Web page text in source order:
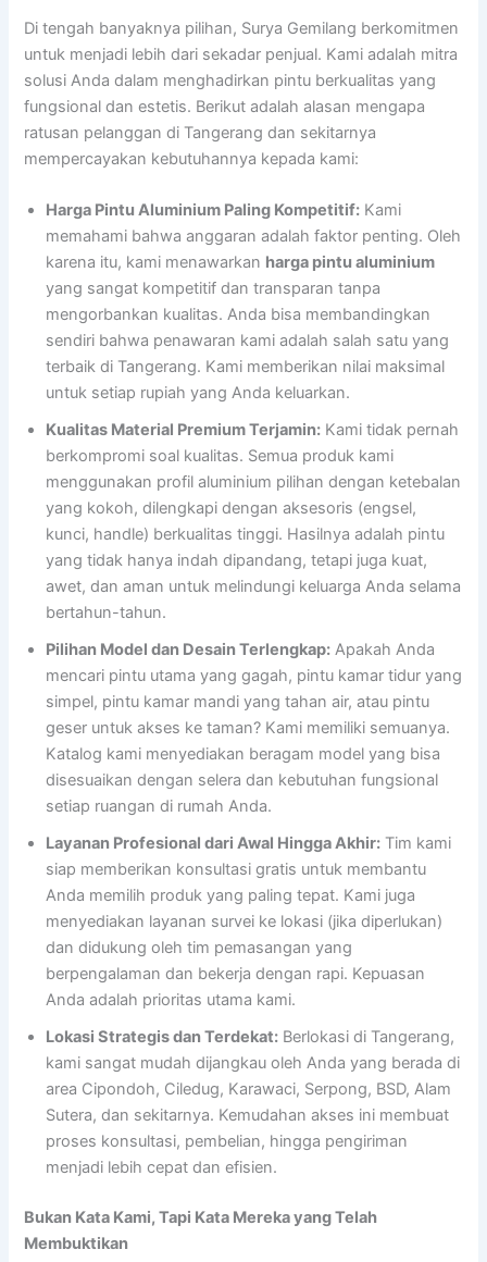
Di tengah banyaknya pilihan, Surya Gemilang berkomitmen
untuk menjadi lebih dari sekadar penjual. Kami adalah mitra
solusi Anda dalam menghadirkan pintu berkualitas yang
fungsional dan estetis. Berikut adalah alasan mengapa
ratusan pelanggan di Tangerang dan sekitarnya
mempercayakan kebutuhannya kepada kami:
Harga Pintu Aluminium Paling Kompetitif: Kami
memahami bahwa anggaran adalah faktor penting. Oleh
karena itu, kami menawarkan harga pintu aluminium
yang sangat kompetitif dan transparan tanpa
mengorbankan kualitas. Anda bisa membandingkan
sendiri bahwa penawaran kami adalah salah satu yang
terbaik di Tangerang. Kami memberikan nilai maksimal
untuk setiap rupiah yang Anda keluarkan.
Kualitas Material Premium Terjamin: Kami tidak pernah
berkompromi soal kualitas. Semua produk kami
menggunakan profil aluminium pilihan dengan ketebalan
yang kokoh, dilengkapi dengan aksesoris (engsel,
kunci, handle) berkualitas tinggi. Hasilnya adalah pintu
yang tidak hanya indah dipandang, tetapi juga kuat,
awet, dan aman untuk melindungi keluarga Anda selama
bertahun-tahun.
Pilihan Model dan Desain Terlengkap: Apakah Anda
mencari pintu utama yang gagah, pintu kamar tidur yang
simpel, pintu kamar mandi yang tahan air, atau pintu
geser untuk akses ke taman? Kami memiliki semuanya.
Katalog kami menyediakan beragam model yang bisa
disesuaikan dengan selera dan kebutuhan fungsional
setiap ruangan di rumah Anda.
Layanan Profesional dari Awal Hingga Akhir: Tim kami
siap memberikan konsultasi gratis untuk membantu
Anda memilih produk yang paling tepat. Kami juga
menyediakan layanan survei ke lokasi (jika diperlukan)
dan didukung oleh tim pemasangan yang
berpengalaman dan bekerja dengan rapi. Kepuasan
Anda adalah prioritas utama kami.
Lokasi Strategis dan Terdekat: Berlokasi di Tangerang,
kami sangat mudah dijangkau oleh Anda yang berada di
area Cipondoh, Ciledug, Karawaci, Serpong, BSD, Alam
Sutera, dan sekitarnya. Kemudahan akses ini membuat
proses konsultasi, pembelian, hingga pengiriman
menjadi lebih cepat dan efisien.
Bukan Kata Kami, Tapi Kata Mereka yang Telah
Membuktikan